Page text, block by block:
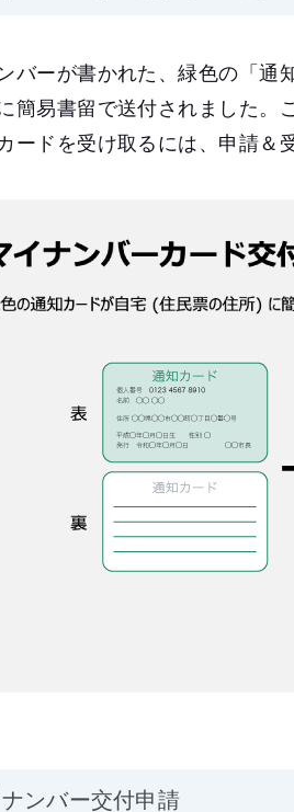
バーが書かれた、緑色の「通
簡易書留で送付されました。
ードを受け取るには、申請＆
ンバー交付申請